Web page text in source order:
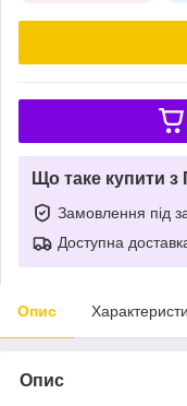
Що таке купити
Замовлення під
Доступна
Опис
Опис